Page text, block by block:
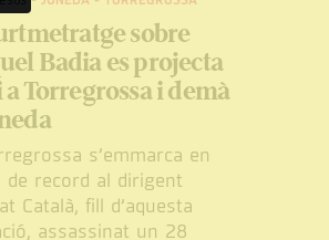
sobre
Badia es projecta
Torregrossa i demà
s’emmarca en
de record al dirigent
Català, fill d’aquesta
assassinat un 28